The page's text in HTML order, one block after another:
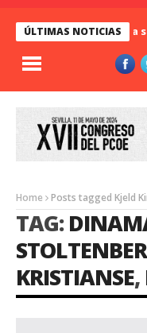
ÚLTIMAS NOTICIAS La
Home Posts tagged Kjeld
TAG:
KRISTIANSE,